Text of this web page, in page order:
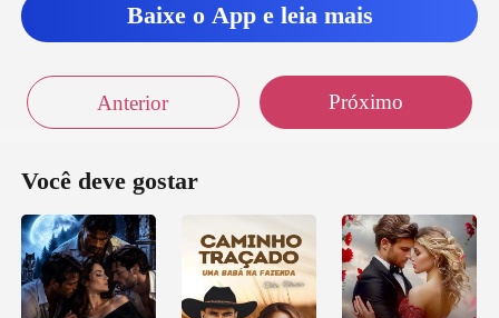
Baixe o App e leia mais
Anterior Próximo
Você deve gostar